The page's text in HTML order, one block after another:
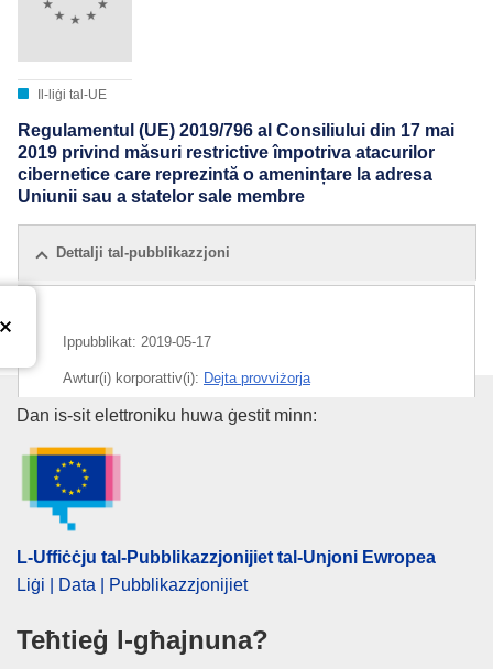
Il-liġi tal-UE
Regulamentul (UE) 2019/796 al Consiliului din 17 mai
2019 privind măsuri restrictive împotriva atacurilor
cibernetice care reprezintă o amenințare la adresa
Uniunii sau a statelor sale membre
Dettalji tal-pubblikazzjoni
Ippubblikat: 2019-05-17
Awtur(i) korporattiv(i): Dejta provviżorja
CELEX : 02019R0796-20190517
ELI :reg/2019/796/2019-05-17
L-Uffiċċju tal-Pubblikazzjonijiet
Dan is-sit elettroniku huwa ġestit minn:
L-Uffiċċju tal-Pubblikazzjonijiet tal-Unjoni Ewropea
Liġi | Data | Pubblikazzjonijiet
Teħtieġ l-għajnuna?